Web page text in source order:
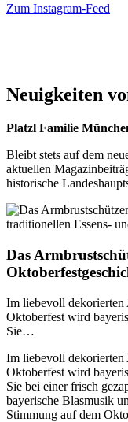
Zum Instagram-Feed
Neuigkeiten
Platzl Familie
Bleibt stets auf dem
aktuellen
historische
Das
Im liebevoll dekorierten
Oktoberfest wird
Sie…
Im liebevoll dekorierten
Oktoberfest wird
Sie bei einer frisch
bayerische Blasmusik
Stimmung auf dem